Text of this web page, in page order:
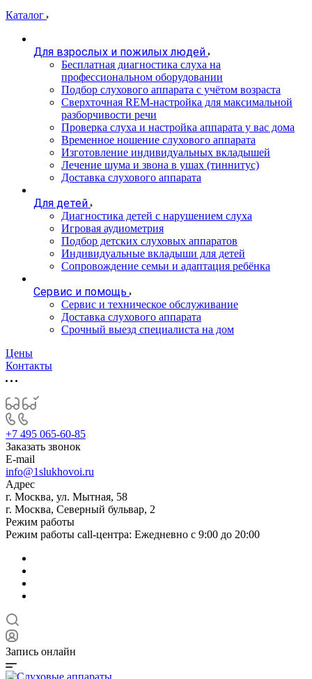
Каталог
Для взрослых и пожилых людей
Бесплатная диагностика слуха на
профессиональном оборудовании
Подбор слухового аппарата с учётом возраста
Сверхточная REM-настройка для максимальной
разборчивости речи
Проверка слуха и настройка аппарата у вас дома
Временное ношение слухового аппарата
Изготовление индивидуальных вкладышей
Лечение шума и звона в ушах (тиннитус)
Доставка слухового аппарата
Для детей
Диагностика детей с нарушением слуха
Игровая аудиометрия
Подбор детских слуховых аппаратов
Индивидуальные вкладыши для детей
Сопровождение семьи и адаптация ребёнка
Сервис и помощь
Сервис и техническое обслуживание
Доставка слухового аппарата
Срочный выезд специалиста на дом
Цены
Контакты
+7 495 065-60-85
Заказать звонок
E-mail
info@1slukhovoi.ru
Адрес
г. Москва, ул. Мытная, 58
г. Москва, Северный бульвар, 2
Режим работы
Режим работы call-центра: Ежедневно с 9:00 до 20:00
Запись онлайн